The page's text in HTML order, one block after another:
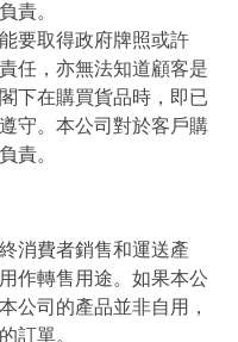
責。
要取得政府牌照或許
任，亦無法知道顧客是
下在購買貨品時，即已
守。本公司對於客戶購
責。
消費者銷售和運送產
作轉售用途。如果本公
公司的產品並非自用，
訂單。